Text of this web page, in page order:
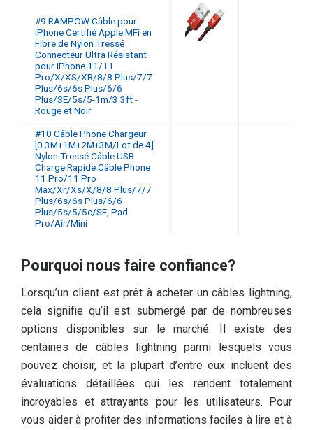
#9 RAMPOW Câble pour
iPhone Certifié Apple MFi en
Fibre de Nylon Tressé
Connecteur Ultra Résistant
pour iPhone 11/11
Pro/X/XS/XR/8/8 Plus/7/7
Plus/6s/6s Plus/6/6
Plus/SE/5s/5-1m/3.3ft -
Rouge et Noir
#10 Câble Phone Chargeur
[0.3M+1M+2M+3M/Lot de 4]
Nylon Tressé Câble USB
Charge Rapide Câble Phone
11 Pro/11 Pro
Max/Xr/Xs/X/8/8 Plus/7/7
Plus/6s/6s Plus/6/6
Plus/5s/5/5c/SE, Pad
Pro/Air/Mini
Pourquoi nous faire confiance?
Lorsqu’un client est prêt à acheter un câbles lightning,
cela signifie qu’il est submergé par de nombreuses
options disponibles sur le marché. Il existe des
centaines de câbles lightning parmi lesquels vous
pouvez choisir, et la plupart d’entre eux incluent des
évaluations détaillées qui les rendent totalement
incroyables et attrayants pour les utilisateurs. Pour
vous aider à profiter des informations faciles à lire et à